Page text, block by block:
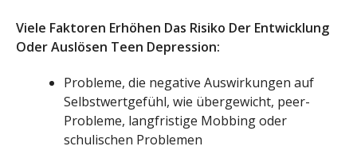
Viele Faktoren Erhöhen Das Risiko Der Entwicklung
Oder Auslösen Teen Depression:
Probleme, die negative Auswirkungen auf
Selbstwertgefühl, wie übergewicht, peer-
Probleme, langfristige Mobbing oder
schulischen Problemen